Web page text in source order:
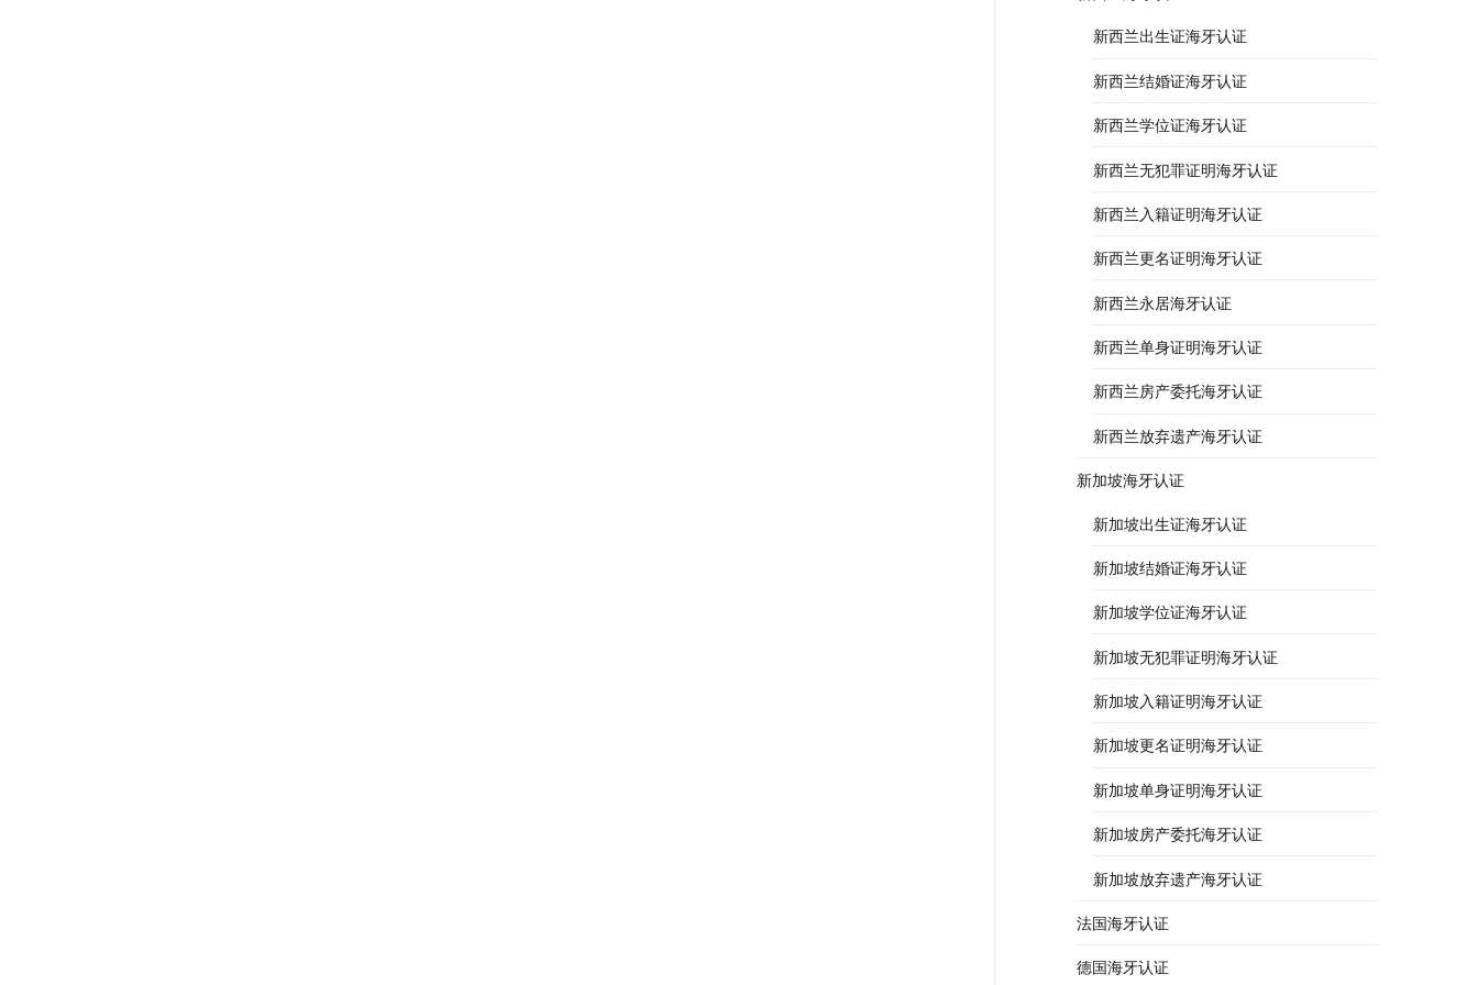
新西兰出生证海牙认证
新西兰结婚证海牙认证
新西兰学位证海牙认证
新西兰无犯罪证明海牙认证
新西兰入籍证明海牙认证
新西兰更名证明海牙认证
新西兰永居海牙认证
新西兰单身证明海牙认证
新西兰房产委托海牙认证
新西兰放弃遗产海牙认证
新加坡海牙认证
新加坡出生证海牙认证
新加坡结婚证海牙认证
新加坡学位证海牙认证
新加坡无犯罪证明海牙认证
新加坡入籍证明海牙认证
新加坡更名证明海牙认证
新加坡单身证明海牙认证
新加坡房产委托海牙认证
新加坡放弃遗产海牙认证
法国海牙认证
德国海牙认证